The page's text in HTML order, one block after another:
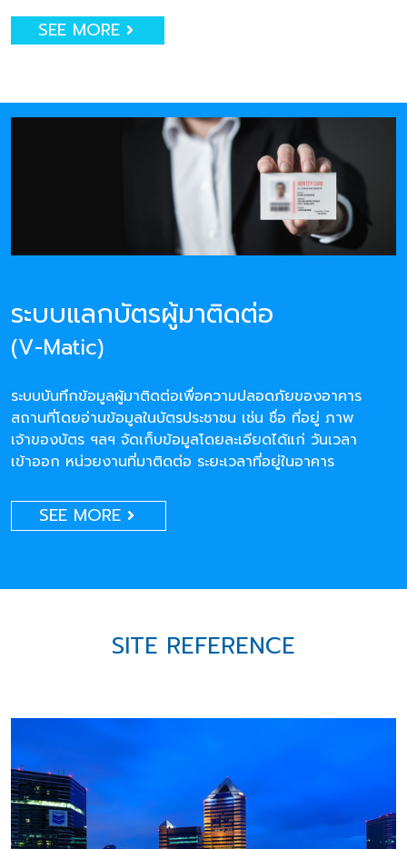
SEE MORE
ระบบแลกบัตรผู้มาติดต่อ
(V-Matic)
ระบบบันทึกข้อมูลผู้มาติดต่อเพื่อความปลอดภัยของอาคาร
สถานที่โดยอ่านข้อมูลในบัตรประชาชน เช่น ชื่อ ที่อยู่ ภาพ
เจ้าของบัตร ฯลฯ จัดเก็บข้อมูลโดยละเอียดได้แก่ วันเวลา
เข้าออก หน่วยงานที่มาติดต่อ ระยะเวลาที่อยู่ในอาคาร
SEE MORE
SITE REFERENCE